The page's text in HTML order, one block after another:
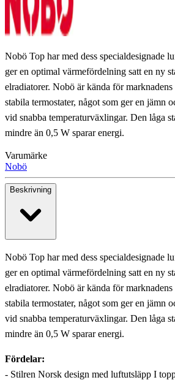
Nobö Top har med dess specialdesignade
ger en optimal värmefördelning satt en ny
elradiatorer. Nobö är kända för marknadens
stabila termostater, något som ger en jämn
vid snabba temperaturväxlingar. Den låga
mindre än 0,5 W sparar energi.
Varumärke
Nobö
Beskrivning
Nobö Top har med dess specialdesignade
ger en optimal värmefördelning satt en ny
elradiatorer. Nobö är kända för marknadens
stabila termostater, något som ger en jämn
vid snabba temperaturväxlingar. Den låga
mindre än 0,5 W sparar energi.
Fördelar:
- Stilren Norsk design med luftutsläpp I